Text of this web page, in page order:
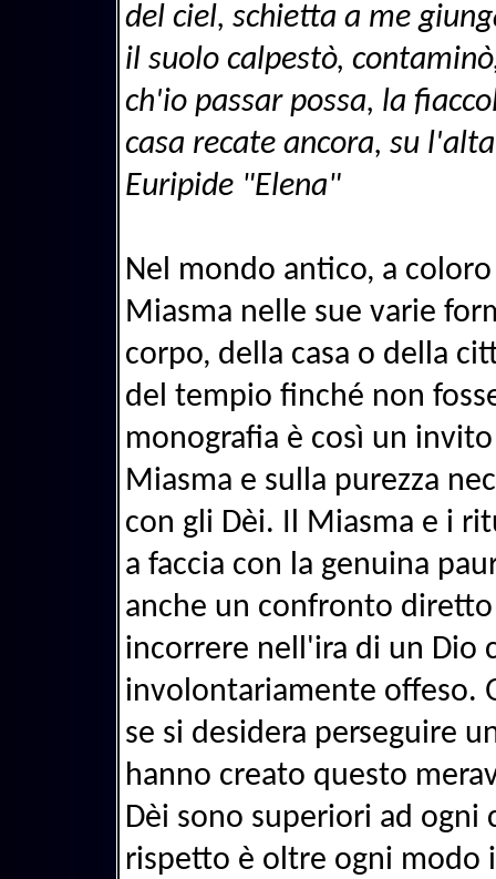
del ciel, schietta a me
il suolo calpestò,
ch'io passar possa, la
casa recate ancora, su
Euripide "Elena"
Nel mondo antico, a
Miasma nelle sue varie
corpo, della casa o della
del tempio finché non
monografia è così un
Miasma e sulla purezza
con gli Dèi. Il Miasma e i
a faccia con la genuina
anche un confronto
incorrere nell'ira di un Dio
involontariamente offeso.
se si desidera perseguire
hanno creato questo
Dèi sono superiori ad ogni
rispetto è oltre ogni